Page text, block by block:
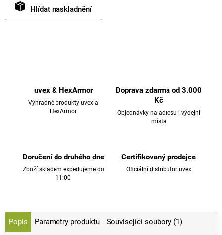
Hlídat
uvex & HexArmor
Výhradně produkty uvex a
HexArmor
Doprava zdarma od 3.000
Kč
Objednávky na adresu i výdejní
místa
Doručení do druhého dne
Zboží skladem expedujeme do
11:00
Certifikovaný prodejce
Oficiální distributor uvex
Popis Parametry produktu Související soubory (1)